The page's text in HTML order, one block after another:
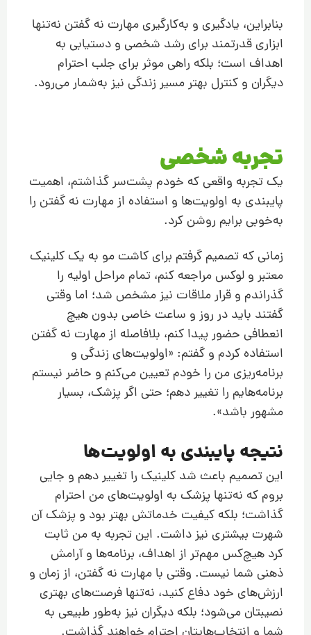
بنابراین، یادگیری و به‌کارگیری مهارت نه گفتن نه‌تنها
ابزاری قدرتمند برای رشد شخصی و دستیابی به
اهداف است؛ بلکه راهی موثر برای جلب احترام
دیگران و کنترل بهتر مسیر زندگی نیز به‌شمار می‌رود.
تجربه شخصی
یک تجربه واقعی که خودم پشت‌سر گذاشتم، اهمیت
پایبندی به اولویت‌ها و استفاده از مهارت نه گفتن را
به‌خوبی برایم روشن کرد.
زمانی که تصمیم گرفتم برای کاشت مو به یک کلینیک
معتبر و لوکس مراجعه کنم، تمام مراحل اولیه را
گذراندم و قرار ملاقات نیز مشخص شد؛ اما وقتی
گفتند باید در روز و ساعت خاصی بدون هیچ
انعطافی حضور پیدا کنم، بلافاصله از مهارت نه گفتن
استفاده کردم و گفتم: «اولویت‌های زندگی و
برنامه‌ریزی من را خودم تعیین می‌کنم و حاضر نیستم
برنامه‌هایم را تغییر دهم؛ حتی اگر پزشک، بسیار
مشهور باشد».
نتیجه پایبندی به اولویت‌ها
این تصمیم باعث شد کلینیک را تغییر دهم و جایی
بروم که نه‌تنها پزشک به اولویت‌های من احترام
گذاشت؛ بلکه کیفیت خدماتش بهتر بود و پزشک آن
شهرت بیشتری نیز داشت. این تجربه به من ثابت
کرد هیچ‌کس مهم‌تر از اهداف، برنامه‌ها و آرامش
ذهنی شما نیست. وقتی با مهارت نه گفتن، از زمان و
ارزش‌های خود دفاع کنید، نه‌تنها فرصت‌های بهتری
نصیبتان می‌شود؛ بلکه دیگران نیز به‌طور طبیعی به